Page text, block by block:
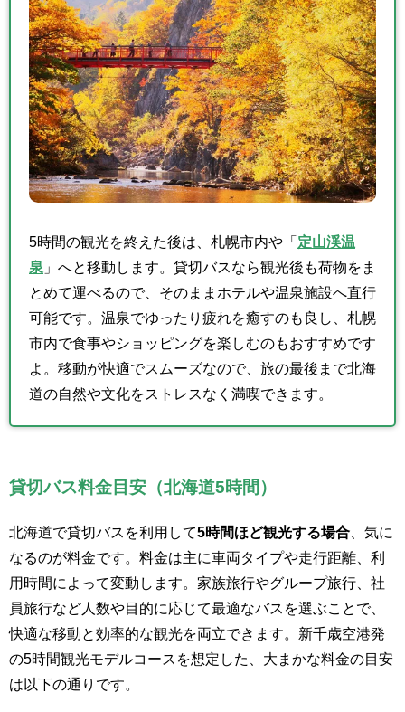
5時間の観光を終えた後は、札幌市内や「 定山渓温
泉 」へと移動します。貸切バスなら観光後も荷物をま
とめて運べるので、そのままホテルや温泉施設へ直行
可能です。温泉でゆったり疲れを癒すのも良し、札幌
市内で食事やショッピングを楽しむのもおすすめです
よ。移動が快適でスムーズなので、旅の最後まで北海
道の自然や文化をストレスなく満喫できます。
貸切バス料金目安（北海道5時間）
北海道で貸切バスを利用して5時間ほど観光する場合 、気に
なるのが料金です。料金は主に車両タイプや走行距離、利
用時間によって変動します。家族旅行やグループ旅行、社
員旅行など人数や目的に応じて最適なバスを選ぶことで、
快適な移動と効率的な観光を両立できます。新千歳空港発
の5時間観光モデルコースを想定した、大まかな料金の目安
は以下の通りです。